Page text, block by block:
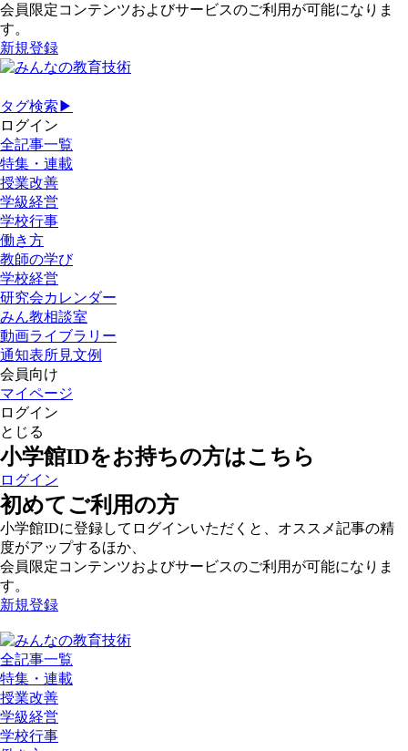
会員限定コンテンツおよびサービスのご利用が可能になりま
す。
新規登録
タグ検索▶
ログイン
全記事一覧
特集・連載
授業改善
学級経営
学校行事
働き方
教師の学び
学校経営
研究会カレンダー
みん教相談室
動画ライブラリー
通知表所見文例
会員向け
マイページ
ログイン
とじる
小学館IDをお持ちの方はこちら
ログイン
初めてご利用の方
小学館IDに登録してログインいただくと、オススメ記事の精
度がアップするほか、
会員限定コンテンツおよびサービスのご利用が可能になりま
す。
新規登録
全記事一覧
特集・連載
授業改善
学級経営
学校行事